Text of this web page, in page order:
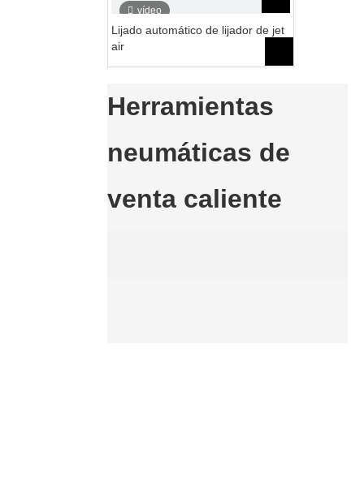
vídeo
Lijado automático de lijador de jet
air
Herramientas
neumáticas de
venta caliente